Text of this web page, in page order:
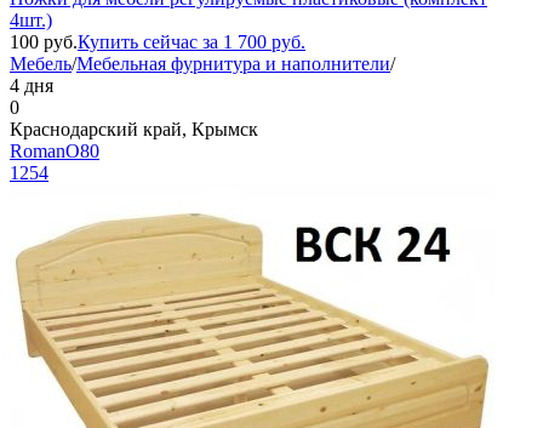
4шт.)
100 руб.Купить сейчас за 1 700 руб.
Мебель/Мебельная фурнитура и наполнители/
4 дня
0
Краснодарский край, Крымск
RomanO80
1254